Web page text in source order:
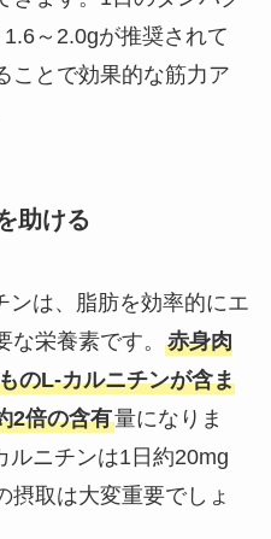
～2.0gが推奨されて
ことで効果的な筋力ア
助ける
ンは、脂肪を効率的にエ
栄養素です。 赤身肉
のL-カルニチンが含ま
2倍の含有量になりま
ルニチンは1日約20mg
摂取は大変重要でしょ